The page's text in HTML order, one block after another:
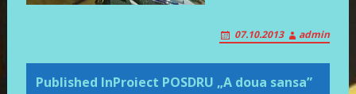
07.10.2013 admin
Post
Published InProiect POSDRU „A doua sansa”